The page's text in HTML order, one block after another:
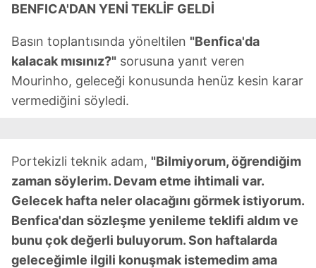
BENFICA'DAN YENİ TEKLİF GELDİ
Basın toplantısında yöneltilen "Benfica'da
kalacak mısınız?" sorusuna yanıt veren
Mourinho, geleceği konusunda henüz kesin karar
vermediğini söyledi.
Portekizli teknik adam, "Bilmiyorum, öğrendiğim
zaman söylerim. Devam etme ihtimali var.
Gelecek hafta neler olacağını görmek istiyorum.
Benfica'dan sözleşme yenileme teklifi aldım ve
bunu çok değerli buluyorum. Son haftalarda
geleceğimle ilgili konuşmak istemedim ama